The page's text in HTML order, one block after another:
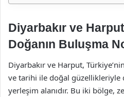
Diyarbakır ve
Doğanın Buluşma
Diyarbakır ve Harput,
ve tarihi ile doğal güzellikleriyle
yerleşim alanıdır. Bu iki bölge,